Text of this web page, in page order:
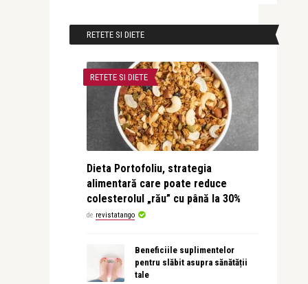
RETETE SI DIETE
RETETE SI DIETE
Dieta Portofoliu, strategia
alimentară care poate reduce
colesterolul „rău” cu până la 30%
de revistatango
Beneficiile suplimentelor
pentru slăbit asupra sănătății
tale